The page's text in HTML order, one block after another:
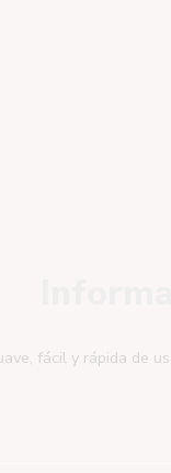
fácil y rápida de